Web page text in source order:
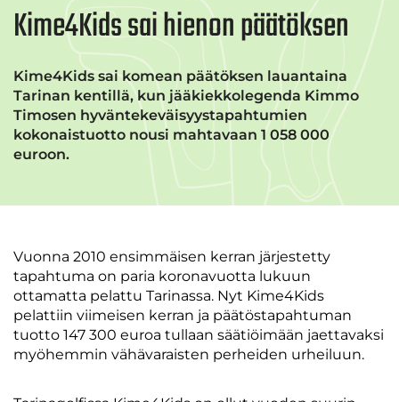
Kime4Kids sai hienon päätöksen
Kime4Kids sai komean päätöksen lauantaina
Tarinan kentillä, kun jääkiekkolegenda Kimmo
Timosen hyväntekeväisyystapahtumien
kokonaistuotto nousi mahtavaan 1 058 000
euroon.
Vuonna 2010 ensimmäisen kerran järjestetty
tapahtuma on paria koronavuotta lukuun
ottamatta pelattu Tarinassa. Nyt Kime4Kids
pelattiin viimeisen kerran ja päätöstapahtuman
tuotto 147 300 euroa tullaan säätiöimään jaettavaksi
myöhemmin vähävaraisten perheiden urheiluun.